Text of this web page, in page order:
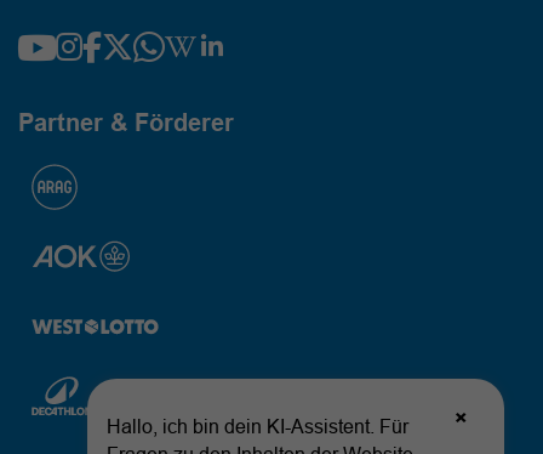
Partner & Förderer